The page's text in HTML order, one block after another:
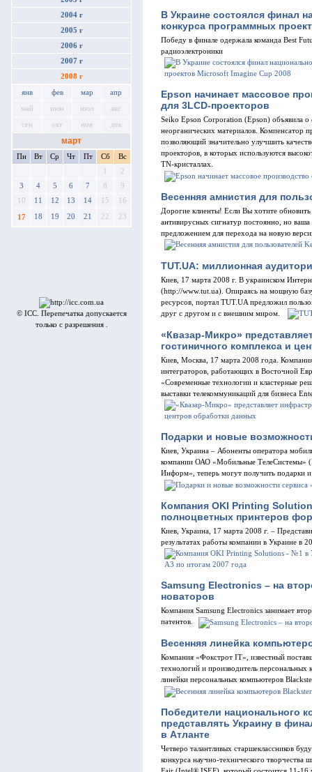
2004 г
2005 г
2006 г
2007 г
2008 г
янв фев мар апр
май июн июл авг
сен окт ноя дек
март
Пн Вт Ср Чт Пт Сб
Вс
1
2
3
4 5 6 7 8
9
10
11 12 13 14 15 16
17 18 19 20 21 22 23
© ICC. Перепечатка допускается
только с разрешения .
В Украине состоялся финал
конкурса программных
Победу в финале одержала команда Best
радиоэлектроники
Epson начинает массовое
для 3LCD-проекторов
Seiko Epson Corporation (Epson) объявила о
неорганических материалов. Компенсатор
позволяющий значительно улучшить
проекторов, в которых используются
TN-кристаллах.
Весенняя амнистия для
Дорогие клиенты! Если Вы хотите
антивирусных сигнатур постоянно, но ваша
предложением для перехода на новую
TUT.UA: миллионная
Киев, 17 марта 2008 г. В украинском
(http://www.tut.ua). Опираясь на мощную
ресурсов, портал TUT.UA предложил
друг с другом и c внешним миром.
«Квазар-Микро»
гостиничного комплекса и
Киев, Москва, 17 марта 2008 года.
интеграторов, работающих в Восточной
«Современные технологии и кластерные
выставки телекоммуникаций для бизнеса
Подарки и новые
Киев, Украина – Абоненты оператора
компании ОАО «Мобильные ТелеСистемы»
Информ», теперь могут получить подарки
Компания OKI Printing
полноцветных принтеров
Киев, Украина, 17 марта 2008 г. –
результатах работы компании в Украине в
Samsung Electronics – на
новаторов
Компания Samsung Electronics занимает
патентов.
Весенняя линейка
Компания «Фокстрот IT», известный
технологий и производитель персональных
линейки персональных компьютеров
Победители национального
представлять Украину в
в Атланте
Четверо талантливых старшеклассников
конкурса научно-технического